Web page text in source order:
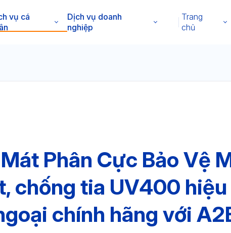
vụ cá
Dịch vụ doanh
nghiệp
Trang
chủ
Phân Cực Bảo Vệ
chống tia UV400 hiệu
chính hãng với